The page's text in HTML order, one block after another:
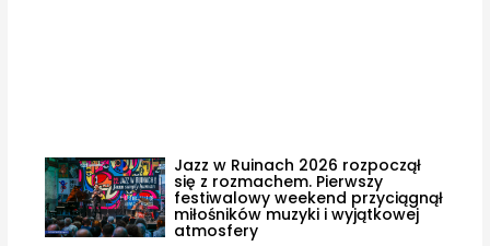
Jazz w Ruinach 2026 rozpoczął
się z rozmachem. Pierwszy
festiwalowy weekend przyciągnął
miłośników muzyki i wyjątkowej
atmosfery